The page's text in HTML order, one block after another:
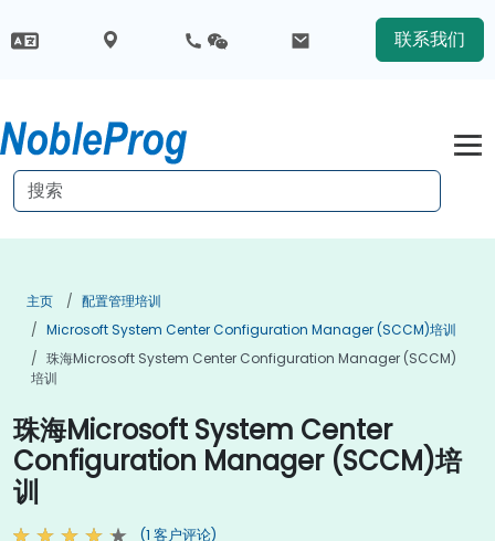
联系我们
主页
配置管理培训
Microsoft System Center Configuration Manager (SCCM)培训
珠海Microsoft System Center Configuration Manager (SCCM)
培训
珠海Microsoft System Center
Configuration Manager (SCCM)培
训
(1 客户评论)